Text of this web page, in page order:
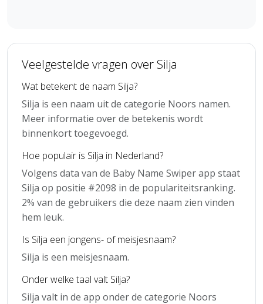
Veelgestelde vragen over Silja
Wat betekent de naam Silja?
Silja is een naam uit de categorie Noors namen.
Meer informatie over de betekenis wordt
binnenkort toegevoegd.
Hoe populair is Silja in Nederland?
Volgens data van de Baby Name Swiper app staat
Silja op positie #2098 in de populariteitsranking.
2% van de gebruikers die deze naam zien vinden
hem leuk.
Is Silja een jongens- of meisjesnaam?
Silja is een meisjesnaam.
Onder welke taal valt Silja?
Silja valt in de app onder de categorie Noors